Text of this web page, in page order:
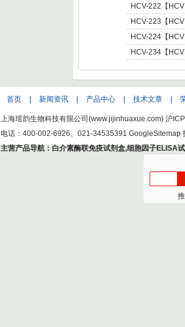
Hepatitis C
型肝炎病毒
Hepatitis C
HCV-222【
肝炎病毒NS5,
C Virus NS5
HCV-223【
肝炎病毒NS5,
C Virus NS5
HCV-224【
肝炎病毒NS5,
HCV-234【
Hepatitis C Virus
首页 新闻资讯 产品中心 技术文章
上海瑶韵生物科技有限公司(www.jijinhuaxue.com) 沪
电话：400-002-6926、021-34535391 GoogleSitemap
主营产品导航： 白介素酶联免疫试剂盒,细胞因子ELISA